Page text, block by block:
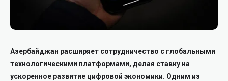
Азербайджан расширяет сотрудничество с глобальными
технологическими платформами, делая ставку на
ускоренное развитие цифровой экономики. Одним из